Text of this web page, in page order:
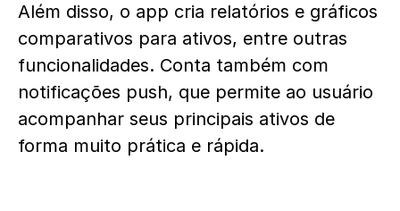
Além disso, o app cria relatórios e gráficos
comparativos para ativos, entre outras
funcionalidades. Conta também com
notificações push, que permite ao usuário
acompanhar seus principais ativos de
forma muito prática e rápida.